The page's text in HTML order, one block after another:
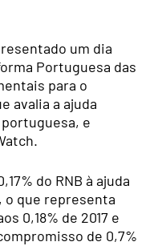
um dia
Portuguesa das
para o
avalia a ajuda
e
do RNB à ajuda
o que representa
0,18% de 2017 e
de 0,7%